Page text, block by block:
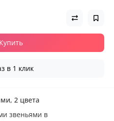
Купить
в 1 клик
2 цвета
звеньями в